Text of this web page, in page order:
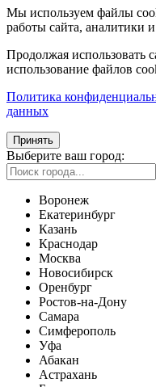
Мы используем файлы
работы сайта, аналитики
Продолжая использовать
использование файлов
Политика
данных
Принять
Выберите ваш город:
Воронеж
Екатеринбург
Казань
Краснодар
Москва
Новосибирск
Оренбург
Ростов-на-Дону
Самара
Симферополь
Уфа
Абакан
Астрахань